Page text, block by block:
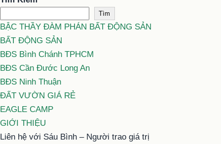
Tìm
BẬC THẦY ĐÀM PHÁN BẤT ĐỘNG SẢN
BẤT ĐỘNG SẢN
BĐS Bình Chánh TPHCM
BĐS Cần Đước Long An
BĐS Ninh Thuận
ĐẤT VƯỜN GIÁ RẺ
EAGLE CAMP
GIỚI THIỆU
Liên hệ với Sáu Bình – Người trao giá trị